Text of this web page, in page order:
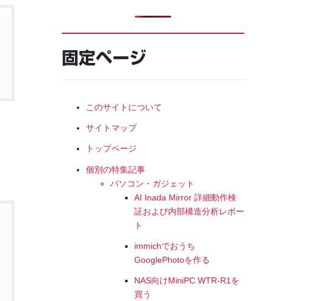
固定ページ
このサイトについて
サイトマップ
トップページ
個別の特集記事
パソコン・ガジェット
AI Inada Mirror 詳細動作検
証および内部構造分析レポー
ト
immichでおうち
GooglePhotoを作る
NAS向けMiniPC WTR-R1を
買う